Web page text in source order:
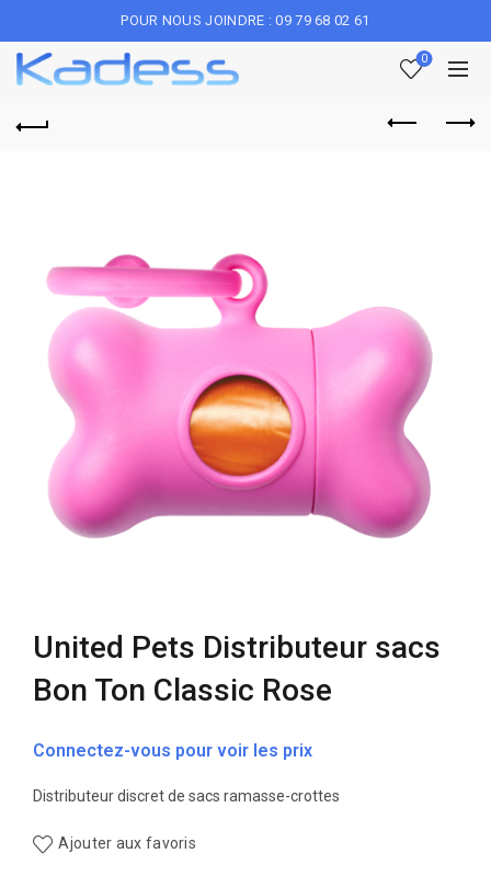
POUR NOUS JOINDRE : 09 79 68 02 61
0
United Pets Distributeur sacs
Bon Ton Classic Rose
Connectez-vous pour voir les prix
Distributeur discret de sacs ramasse-crottes
Ajouter aux favoris